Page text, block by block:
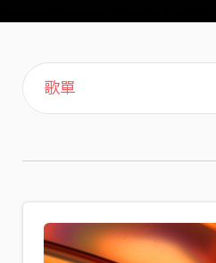
主頁
音樂
歌單
喜歡
關於